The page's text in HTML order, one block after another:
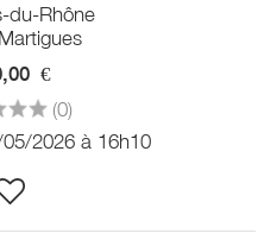
du-Rhône
€
(0)
2026 à 16h10